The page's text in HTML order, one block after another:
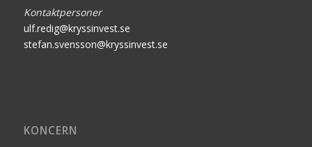
Kontaktpersoner
ulf.redig@kryssinvest.se
stefan.svensson@kryssinvest.se
KONCERN